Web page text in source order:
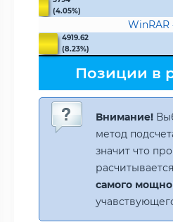
(4.05%)
WinRAR
4919.62
(8.23%)
Позиции в
Внимание!
метод
значит что
расчитывается
самого